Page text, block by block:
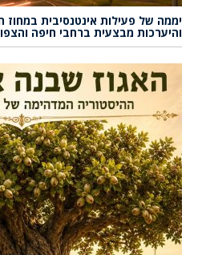
יממה של פעילות אינטנסיבית
והיערכות מבצעית ברחבי חיפה